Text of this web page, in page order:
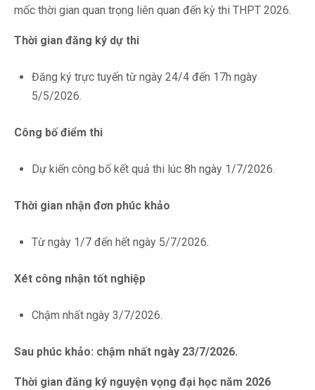
mốc thời gian quan trọng liên quan đến kỳ thi THPT 2026.
Thời gian đăng ký dự thi
Đăng ký trực tuyến từ ngày 24/4 đến 17h ngày
5/5/2026.
Công bố điểm thi
Dự kiến công bố kết quả thi lúc 8h ngày 1/7/2026.
Thời gian nhận đơn phúc khảo
Từ ngày 1/7 đến hết ngày 5/7/2026.
Xét công nhận tốt nghiệp
Chậm nhất ngày 3/7/2026.
Sau phúc khảo: chậm nhất ngày 23/7/2026.
Thời gian đăng ký nguyện vọng đại học năm 2026